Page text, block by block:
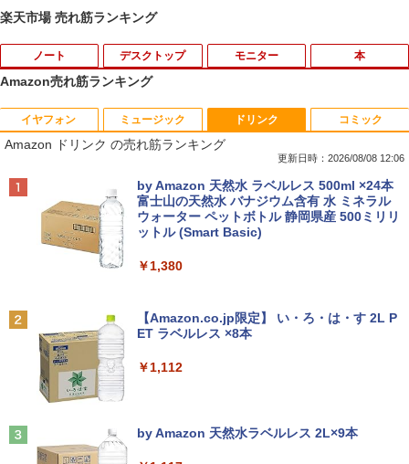
楽天市場 売れ筋ランキング
ノート
1
バッファロー HD-LE4U3-BB USB3.2(Ge
n.1)対応外付けHDD 4TB ブラック
￥21,250
本日10倍！高性能第10世代Core i7-1061
0Uノートパソコン 中古 Dynabook G83
GWIFI Bluetooth内蔵 中古パソコン Mic
rosoftOffice2024可 Windows11 送料無
デスクトップ
1
【★最大100%ポイント】おまかせ 中古
パソコン Windows XP Celeron or Core
2 メモリ 4GB HDD 250GB DVDドライブ
搭載 リフレッシュPC デスクトップ 中古
安心保証 初期設定不要
￥9,980
ップ 102C0160200
ソン Endeavor ST20E Celeron N3160
モニター
1
HP ProDisplay P19A 19インチ スクエア
ブラック LED液晶モニター 薄型 ノング
レア 液晶ディスプレイ 1280x1024 SXG
A TNパネル VGA/VESA準拠 【中古】
￥2,800
【中古良品】【安心保証】PHILIPS 223V
￥4,200
ックライト フルHD（1920x1080） 16:9
本
1
【予約商品】嘘喰い コミック 全巻セット
（全49巻セット・完結）迫稔雄 「透明カ
￥23,080
【3千円以上送料無料】日本の歴史 角川
まんが学習シリーズ 16巻+別巻5冊定番セ
￥23,760
Amazon売れ筋ランキング
イヤフォン
Anker Soundcore P40i オフホワイト
￥7,990
￥5,990
ラック
ミュージック
BRUCE WAYNE feat. Flo Milli, ATL Jacob
[Explicit]
￥250
[Explicit]
ドリンク
Amazon ドリンク の売れ筋ランキング
更新日時：2026/08/08 12:06
by Amazon 天然水 ラベルレス 500ml ×24本
富士山の天然水 バナジウム含有 水 ミネラル
ウォーター ペットボトル 静岡県産 500ミリリ
ットル (Smart Basic)
￥1,380
【Amazon.co.jp限定】 い・ろ・は・す 2L P
ET ラベルレス ×8本
￥1,112
by Amazon 天然水ラベルレス 2L×9本
コミック